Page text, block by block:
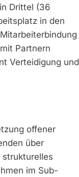
Drittel (36
in den
Partnern
Verteidigung und
offener
über
im Sub-